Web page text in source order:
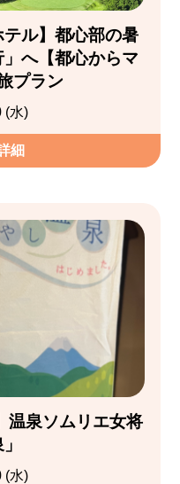
テル】都心部の暑
へ【都心からマ
プラン
(水)
細
温泉ソムリエ女将
(水)